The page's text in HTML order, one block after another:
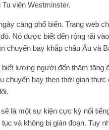
viện Westminster.
càng phổ biến. Trang web
Nó được biết đến rộng rãi
chuyến bay khắp châu Âu và
lượng người đến thăm tăng
bay theo thời gian thực
là một sự kiện cực kỳ nổi
và không bị gián đoạn. Tuy